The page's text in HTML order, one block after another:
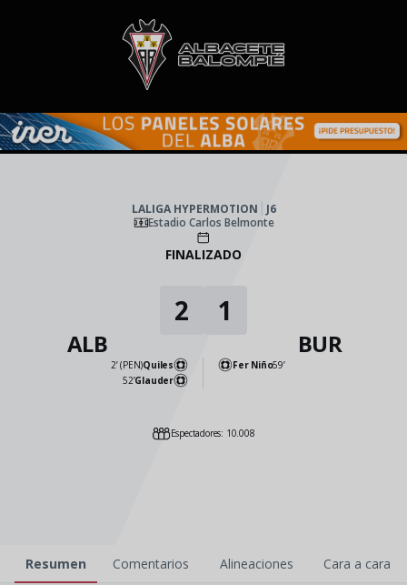
Skip to main content
LALIGA HYPERMOTION | J6
Estadio Carlos Belmonte
FINALIZADO
ALB
2 1
BUR
2’ (PEN)Quiles
52’Glauder
59’
Fer Niño
Espectadores: 10.008
2 1
Resumen Comentarios Alineaciones Cara a cara